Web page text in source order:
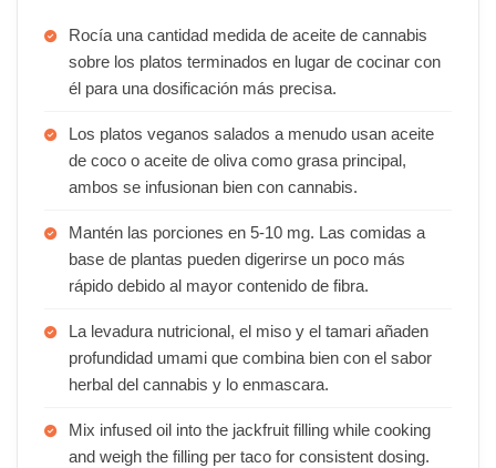
Rocía una cantidad medida de aceite de cannabis
sobre los platos terminados en lugar de cocinar con
él para una dosificación más precisa.
Los platos veganos salados a menudo usan aceite
de coco o aceite de oliva como grasa principal,
ambos se infusionan bien con cannabis.
Mantén las porciones en 5-10 mg. Las comidas a
base de plantas pueden digerirse un poco más
rápido debido al mayor contenido de fibra.
La levadura nutricional, el miso y el tamari añaden
profundidad umami que combina bien con el sabor
herbal del cannabis y lo enmascara.
Mix infused oil into the jackfruit filling while cooking
and weigh the filling per taco for consistent dosing.